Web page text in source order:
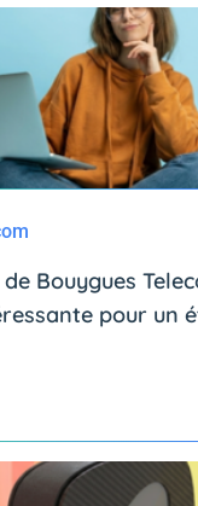
Bouygues
pour un